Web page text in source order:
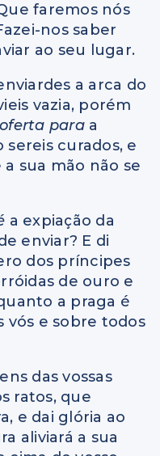
faremos nós
nos saber
ao seu lugar.
a arca do
vazia, porém
para a
curados, e
sua mão não se
a expiação da
enviar? E di
dos príncipes
de ouro e
a praga é
vós e sobre todos
das vossas
ratos, que
e dai glória ao
aliviará a sua